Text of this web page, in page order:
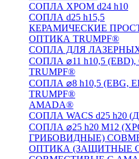
СОПЛА ХРОМ d24 h10
СОПЛА d25 h15,5
КЕРАМИЧЕСКИЕ
ОПТИКА TRUMPF®
СОПЛА ДЛЯ
СОПЛА ⌀11 h10,5
TRUMPF®
СОПЛА ⌀8 h10,5
TRUMPF®
AMADA®
СОПЛА WACS d25 h20
СОПЛА ⌀25 h20 M12
ГРИБОВИДНЫЕ)
ОПТИКА (ЗАЩИТНЫЕ